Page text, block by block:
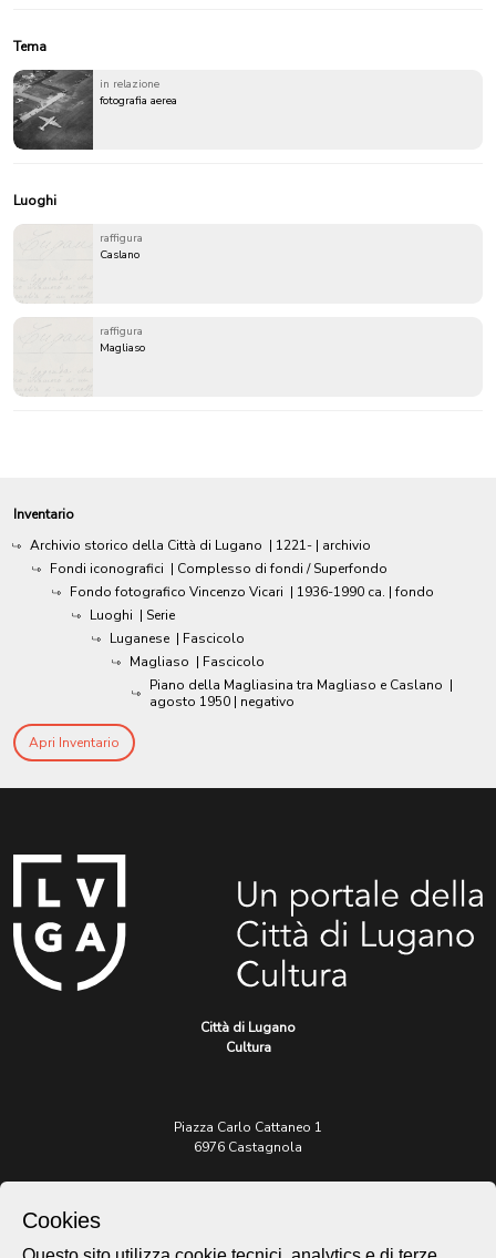
Tema
in relazione
fotografia aerea
Luoghi
raffigura
Caslano
raffigura
Magliaso
Inventario
Archivio storico della Città di Lugano | 1221- | archivio
Fondi iconografici | Complesso di fondi / Superfondo
Fondo fotografico Vincenzo Vicari | 1936-1990 ca. | fondo
Luoghi | Serie
Luganese | Fascicolo
Magliaso | Fascicolo
Piano della Magliasina tra Magliaso e Caslano |
agosto 1950 | negativo
Apri Inventario
Città di Lugano
Cultura
Piazza Carlo Cattaneo 1
6976 Castagnola
patrimonio@lugano.ch
Cookies